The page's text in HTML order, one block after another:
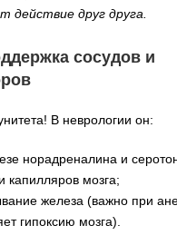
действие друг друга.
сосудов и
В неврологии он:
норадреналина и
капилляров мозга;
железа (важно при
гипоксию мозга).